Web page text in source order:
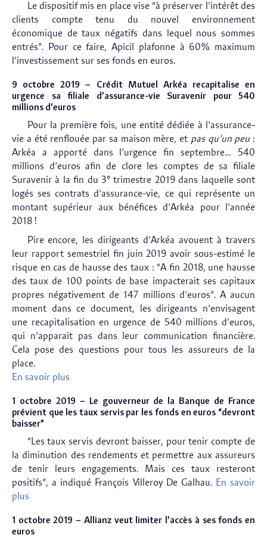
Le dispositif mis en place vise “à préserver l’intérêt des
clients compte tenu du nouvel environnement
économique de taux négatifs dans lequel nous sommes
entrés”. Pour ce faire, Apicil plafonne à 60% maximum
l’investissement sur ses fonds en euros.
9 octobre 2019 – Crédit Mutuel Arkéa recapitalise en
urgence sa filiale d’assurance-vie Suravenir pour 540
millions d’euros
Pour la première fois, une entité dédiée à l’assurance-
vie a été renflouée par sa maison mère, et pas qu’un peu :
Arkéa a apporté dans l’urgence fin septembre… 540
millions d’euros afin de clore les comptes de sa filiale
Suravenir à la fin du 3° trimestre 2019 dans laquelle sont
logés ses contrats d’assurance-vie, ce qui représente un
montant supérieur aux bénéfices d’Arkéa pour l’année
2018 !
Pire encore, les dirigeants d’Arkéa avouent à travers
leur rapport semestriel fin juin 2019 avoir sous-estimé le
risque en cas de hausse des taux : “A fin 2018, une hausse
des taux de 100 points de base impacterait ses capitaux
propres négativement de 147 millions d’euros”. A aucun
moment dans ce document, les dirigeants n’envisagent
une recapitalisation en urgence de 540 millions d’euros,
qui n’apparait pas dans leur communication financière.
Cela pose des questions pour tous les assureurs de la
place.
En savoir plus
1 octobre 2019 – Le gouverneur de la Banque de France
prévient que les taux servis par les fonds en euros “devront
baisser”
“Les taux servis devront baisser, pour tenir compte de
la diminution des rendements et permettre aux assureurs
de tenir leurs engagements. Mais ces taux resteront
positifs”, a indiqué François Villeroy De Galhau. En savoir
plus
1 octobre 2019 – Allianz veut limiter l’accès à ses fonds en
euros